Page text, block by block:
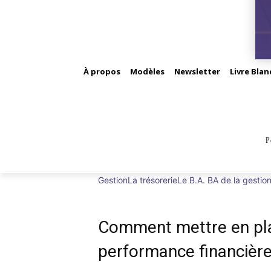
À propos Modèles Newsletter Livre
GestionLa trésorerieLe B.A. BA de la gestion
Comment mettre en
performance